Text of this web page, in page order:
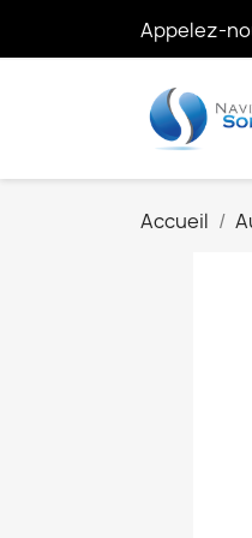
Appelez-
Accueil